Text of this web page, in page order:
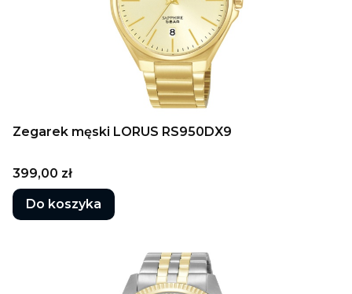
Zegarek męski LORUS RS950DX9
Cena
399,00 zł
Do koszyka